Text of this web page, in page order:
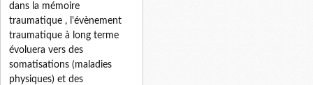
dans la mémoire
traumatique , l'évènement
traumatique à long terme
évoluera vers des
somatisations (maladies
physiques) et des